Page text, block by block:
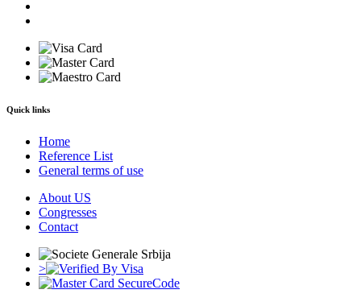
Quick links
Home
Reference List
General terms of use
About US
Congresses
Contact
>